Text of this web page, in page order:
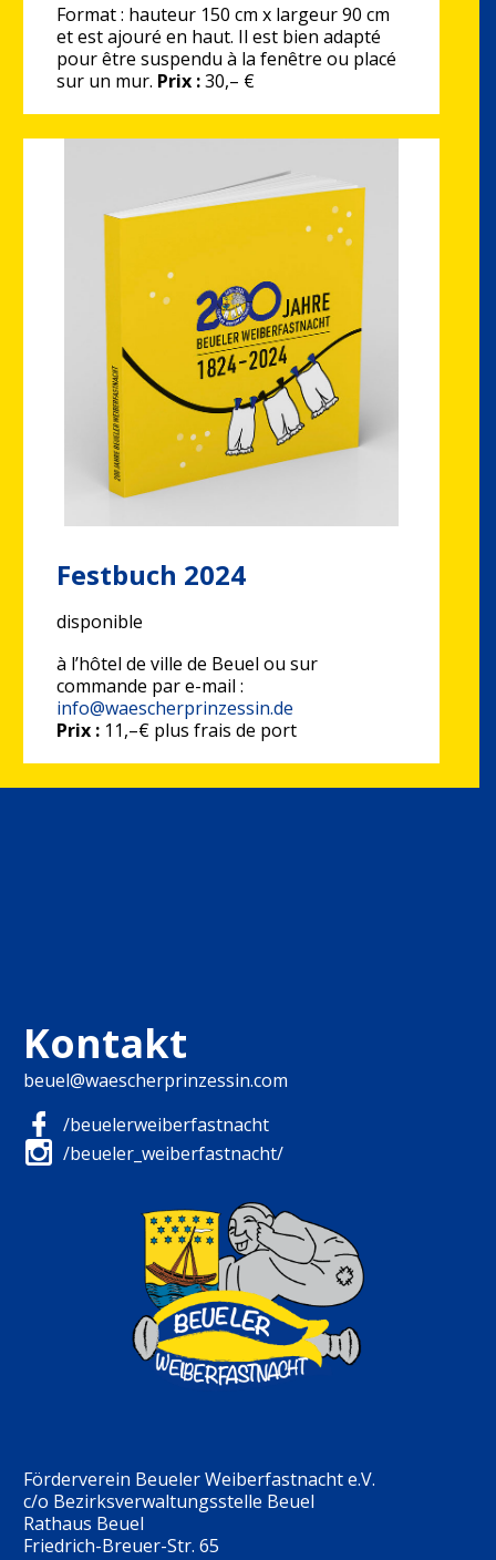
Format : hauteur 150 cm x largeur 90 cm
et est ajouré en haut. Il est bien adapté
pour être suspendu à la fenêtre ou placé
sur un mur. Prix :30,– €
Festbuch 2024
disponible
à l’hôtel de ville de Beuel ou sur
commande par e-mail :
info@waescherprinzessin.de
Prix : 11,–€ plus frais de port
Kontakt
beuel@waescherprinzessin.com

 /beuelerweiberfastnacht

 /beueler_weiberfastnacht/
Förderverein Beueler Weiberfastnacht e.V.
c/o Bezirksverwaltungsstelle Beuel
Rathaus Beuel
Friedrich-Breuer-Str. 65